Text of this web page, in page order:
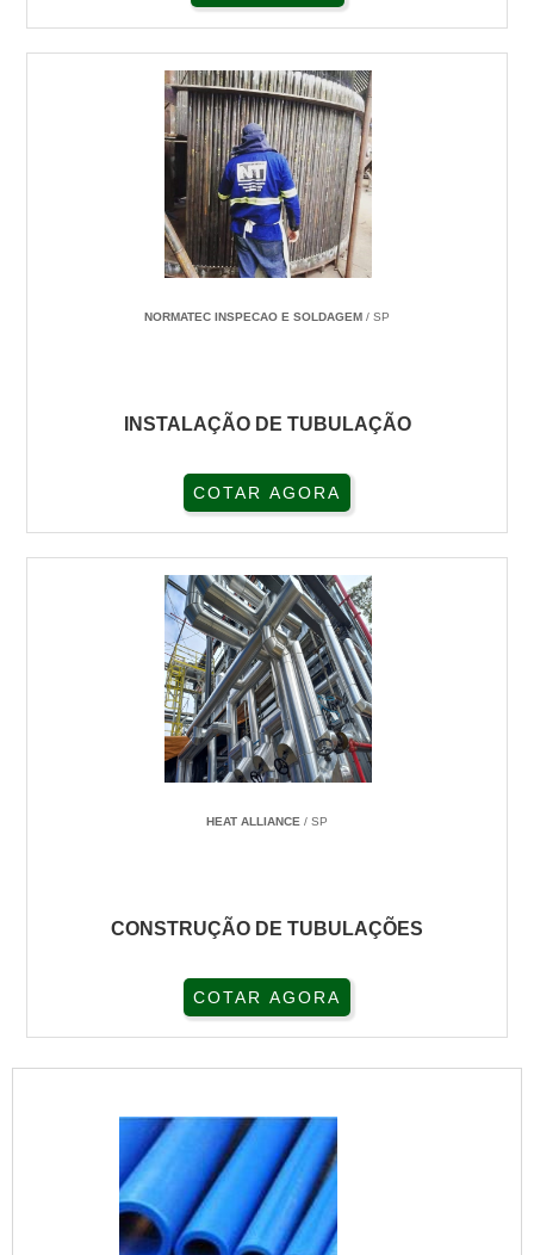
NORMATEC INSPECAO E SOLDAGEM / SP
INSTALAÇÃO DE TUBULAÇÃO
COTAR AGORA
HEAT ALLIANCE / SP
CONSTRUÇÃO DE TUBULAÇÕES
COTAR AGORA